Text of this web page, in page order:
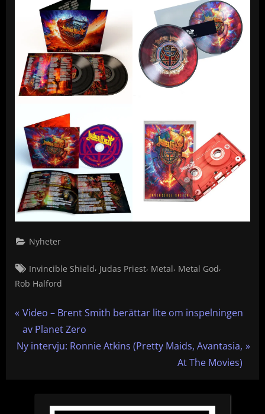
Nyheter
Tags:
Invincible Shield, Judas Priest, Metal, Metal God,
Rob Halford
P
r
e
Video – Brent Smith berättar lite om inspelningen
av Planet Zero
N
Ny intervju: Ronnie Atkins (Pretty Maids, Avantasia,
At The Movies)